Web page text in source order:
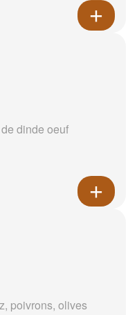
dinde oeuf
poivrons, olives